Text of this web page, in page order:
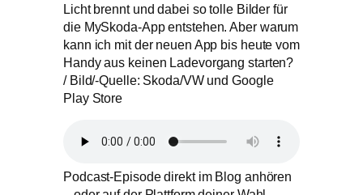
Licht brennt und dabei so tolle Bilder für
die MySkoda-App entstehen. Aber warum
kann ich mit der neuen App bis heute vom
Handy aus keinen Ladevorgang starten?
/ Bild/-Quelle: Skoda/VW und Google
Play Store
Podcast-Episode direkt im Blog anhören